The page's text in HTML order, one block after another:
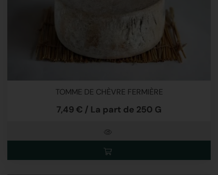
TOMME DE CHÈVRE FERMIÈRE
7,49 € / La part de 250 G